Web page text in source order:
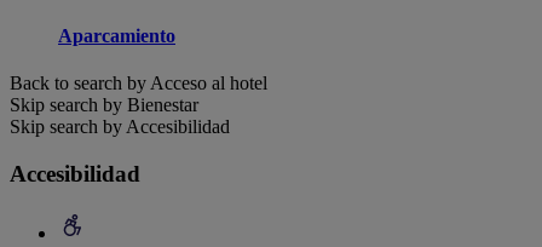
Aparcamiento
Back to search by Acceso al hotel
Skip search by Bienestar
Skip search by Accesibilidad
Accesibilidad